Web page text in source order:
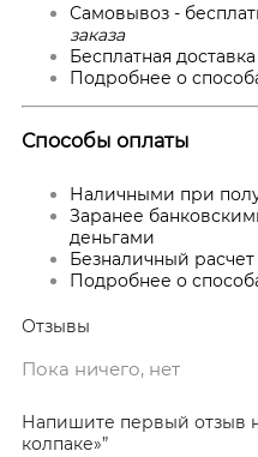
Самовывоз -
заказа
Бесплатная
Подробнее о
Способы оплаты
Наличными при
Заранее
деньгами
Безналичный
Подробнее о
Отзывы
Пока ничего, нет
Напишите первый отзыв
колпаке»”